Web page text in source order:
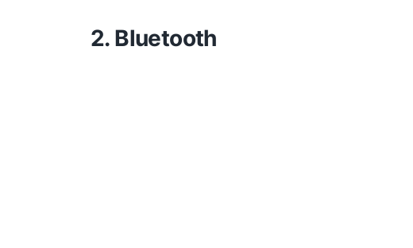
2. Bluetooth